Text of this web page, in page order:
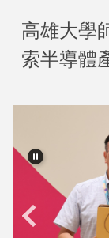
高雄大學
索半導體